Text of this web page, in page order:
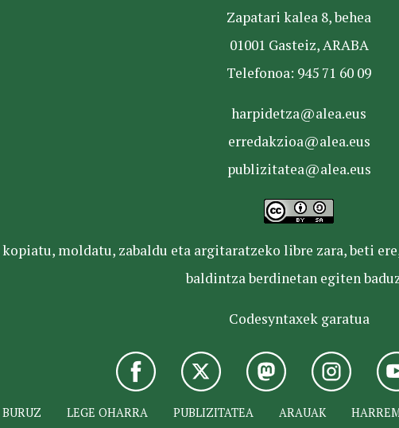
Zapatari kalea 8, behea
01001 Gasteiz, ARABA
Telefonoa: 945 71 60 09
harpidetza@alea.eus
erredakzioa@alea.eus
publizitatea@alea.eus
moldatu, zabaldu eta argitaratzeko libre zara, beti
baldintza berdinetan egiten
Codesyntaxek garatua
LEGE OHARRA PUBLIZITATEA ARAUAK